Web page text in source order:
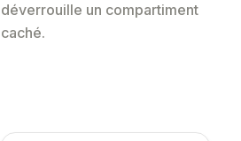
déverrouille un compartiment
caché.